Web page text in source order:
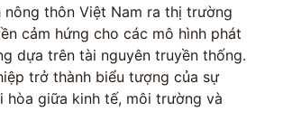
nông thôn Việt Nam ra thị trường
cảm hứng cho các mô hình phát
dựa trên tài nguyên truyền thống.
trở thành biểu tượng của sự
hòa giữa kinh tế, môi trường và